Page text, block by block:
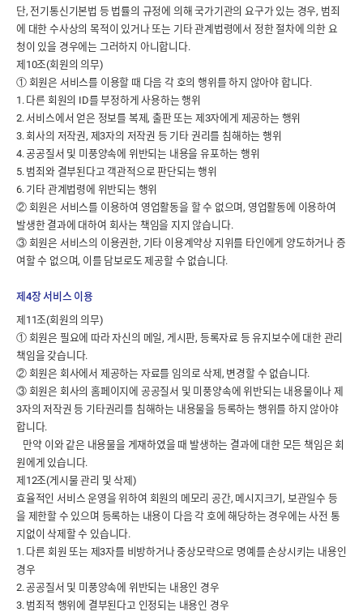
단, 전기통신기본법 등 법률의 규정에 의해 국가기관의 요구가 있는 경우, 범죄
에 대한 수사상의 목적이 있거나 또는 기타 관계법령에서 정한 절차에 의한 요
청이 있을 경우에는 그러하지 아니합니다.
제10조(회원의 의무)
① 회원은 서비스를 이용할 때 다음 각 호의 행위를 하지 않아야 합니다.
1. 다른 회원의 ID를 부정하게 사용하는 행위
2. 서비스에서 얻은 정보를 복제, 출판 또는 제3자에게 제공하는 행위
3. 회사의 저작권, 제3자의 저작권 등 기타 권리를 침해하는 행위
4. 공공질서 및 미풍양속에 위반되는 내용을 유포하는 행위
5. 범죄와 결부된다고 객관적으로 판단되는 행위
6. 기타 관계법령에 위반되는 행위
② 회원은 서비스를 이용하여 영업활동을 할 수 없으며, 영업활동에 이용하여
발생한 결과에 대하여 회사는 책임을 지지 않습니다.
③ 회원은 서비스의 이용권한, 기타 이용계약상 지위를 타인에게 양도하거나 증
여할 수 없으며, 이를 담보로도 제공할 수 없습니다.
제4장 서비스 이용
제11조(회원의 의무)
① 회원은 필요에 따라 자신의 메일, 게시판, 등록자료 등 유지보수에 대한 관리
책임을 갖습니다.
② 회원은 회사에서 제공하는 자료를 임의로 삭제, 변경할 수 없습니다.
③ 회원은 회사의 홈페이지에 공공질서 및 미풍양속에 위반되는 내용물이나 제
3자의 저작권 등 기타권리를 침해하는 내용물을 등록하는 행위를 하지 않아야
합니다.
만약 이와 같은 내용물을 게재하였을 때 발생하는 결과에 대한 모든 책임은 회
원에게 있습니다.
제12조(게시물 관리 및 삭제)
효율적인 서비스 운영을 위하여 회원의 메모리 공간, 메시지크기, 보관일수 등
을 제한할 수 있으며 등록하는 내용이 다음 각 호에 해당하는 경우에는 사전 통
지없이 삭제할 수 있습니다.
1. 다른 회원 또는 제3자를 비방하거나 중상모략으로 명예를 손상시키는 내용인
경우
2. 공공질서 및 미풍양속에 위반되는 내용인 경우
3. 범죄적 행위에 결부된다고 인정되는 내용인 경우